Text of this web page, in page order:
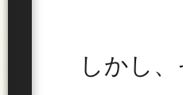
しかし